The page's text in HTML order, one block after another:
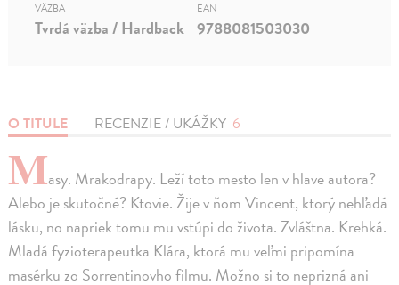
O TITULE RECENZIE / UKÁŽKY 6
Masy. Mrakodrapy. Leží toto mesto len v hlave autora?
Alebo je skutočné? Ktovie. Žije v ňom Vincent, ktorý nehľadá
lásku, no napriek tomu mu vstúpi do života. Zvláštna. Krehká.
Mladá fyzioterapeutka Klára, ktorá mu veľmi pripomína
masérku zo Sorrentinovho filmu. Možno si to neprizná ani
VÄZBA
Tvrdá väzba / Hardback
EAN
9788081503030